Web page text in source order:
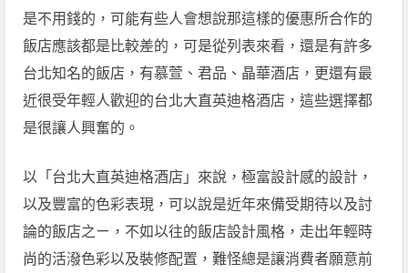
是不用錢的，可能有些人會想說那這樣的優惠所合作的
飯店應該都是比較差的，可是從列表來看，還是有許多
台北知名的飯店，有慕萱、君品、晶華酒店，更還有最
近很受年輕人歡迎的台北大直英迪格酒店，這些選擇都
是很讓人興奮的。
以「台北大直英迪格酒店」來說，極富設計感的設計，
以及豐富的色彩表現，可以說是近年來備受期待以及討
論的飯店之ㄧ，不如以往的飯店設計風格，走出年輕時
尚的活潑色彩以及裝修配置，難怪總是讓消費者願意前